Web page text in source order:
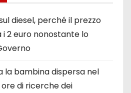
diesel, perché il prezzo
2 euro nonostante lo
la bambina dispersa nel
ore di ricerche dei